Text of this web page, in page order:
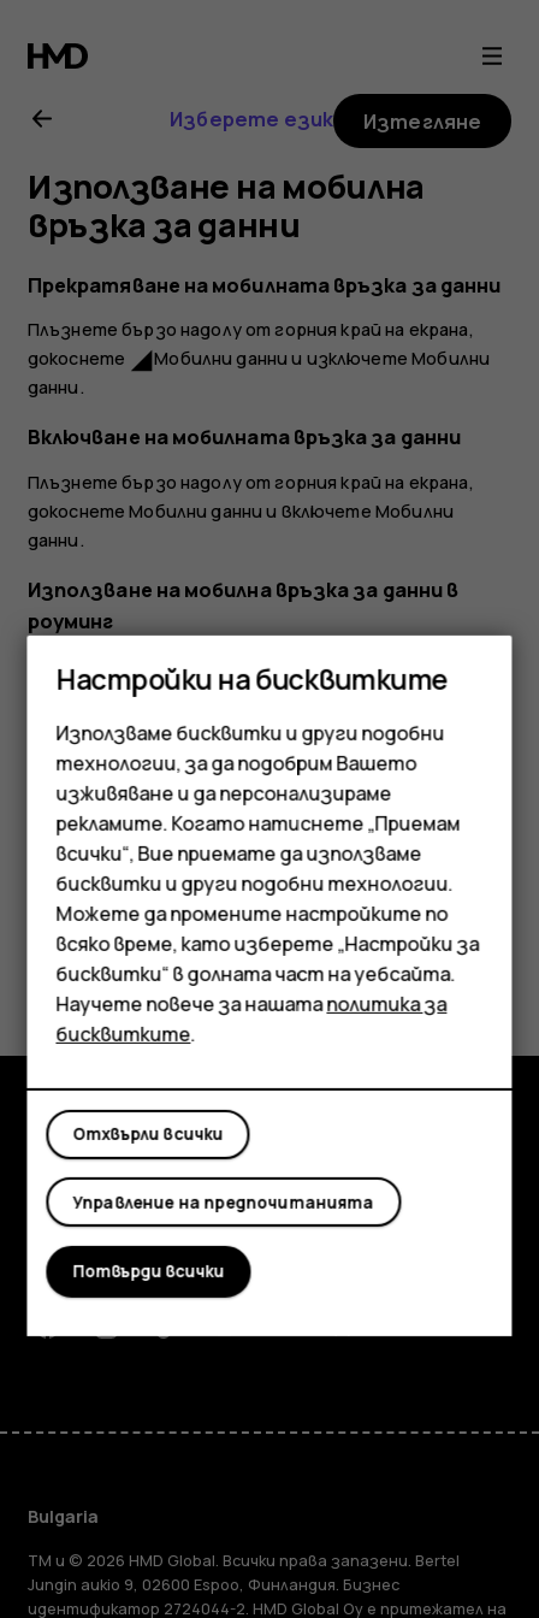
Ръководство
на
потребителя
за
Nokia
8
Sirocco
Смартфони
Мобилни телефони
Аксесоари
Таблети
Изберете език Изтегляне
Използване на мобилна
връзка за данни
Прекратяване на мобилната връзка за данни
Плъзнете бързо надолу от горния край на екрана,
докоснете network_cellМобилни данни и изключетеМобилни
данни.
Включване на мобилната връзка за данни
Плъзнете бързо надолу от горния край на екрана,
докоснетеМобилни данни и включете Мобилни
данни .
Използване на мобилна връзка за данни в
роуминг
Докоснете Настройки Мрежа и интернет
Мобилна мрежаи задайтеРоумингна Включено
Съвет:За да проследите използването на
данни, докоснетеНастройки>Мрежа и
интернет>Използване на данни.
Полезен ли беше този отговор?
Да Не
Изследвайте
Информация
Planet and people
Поддръжка
FacebookInstagram
TiktokYoutubeLinkedinDiscord
Bulgaria
TM и © 2026 HMD Global. Всички права запазени. Bertel
Jungin aukio 9, 02600 Espoo, Финландия. Бизнес
идентификатор 2724044-2. HMD Global Oy е притежател на
Настройки на бисквитките
Използваме бисквитки и други подобни
технологии, за да подобрим Вашето
изживяване и да персонализираме
рекламите. Когато натиснете „Приемам
всички“, Вие приемате да използваме
бисквитки и други подобни технологии.
Можете да промените настройките по
всяко време, като изберете „Настройки за
бисквитки“ в долната част на уебсайта.
Научете повече за нашатаполитика за
бисквитките.
Отхвърли всички
Управление на предпочитанията
Потвърди всички